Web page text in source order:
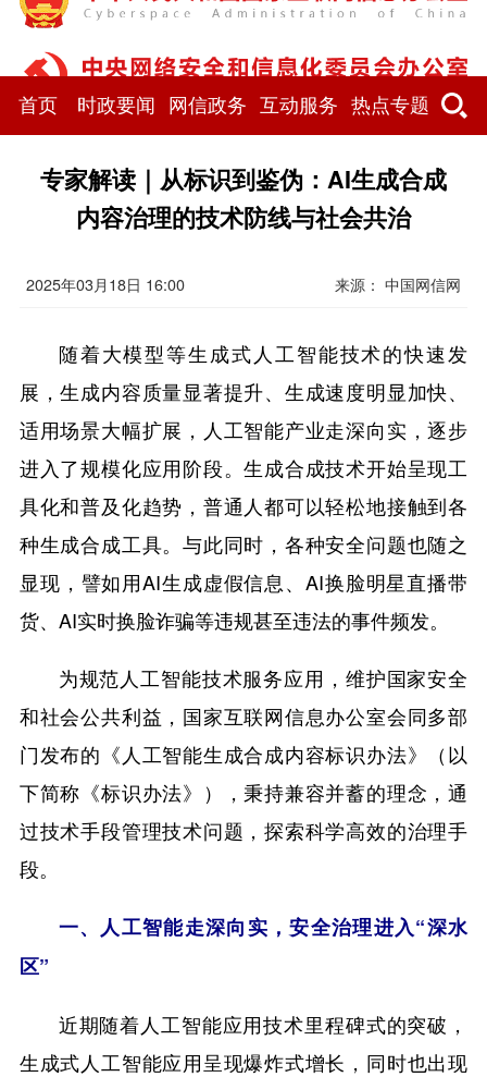
首页 时政要闻 网信政务 互动服务 热点专题
专家解读｜从标识到鉴伪：AI生成合成
内容治理的技术防线与社会共治
2025年03月18日 16:00 来源：中国网信网
随着大模型等生成式人工智能技术的快速发
展，生成内容质量显著提升、生成速度明显加快、
适用场景大幅扩展，人工智能产业走深向实，逐步
进入了规模化应用阶段。生成合成技术开始呈现工
具化和普及化趋势，普通人都可以轻松地接触到各
种生成合成工具。与此同时，各种安全问题也随之
显现，譬如用AI生成虚假信息、AI换脸明星直播带
货、AI实时换脸诈骗等违规甚至违法的事件频发。
为规范人工智能技术服务应用，维护国家安全
和社会公共利益，国家互联网信息办公室会同多部
门发布的《人工智能生成合成内容标识办法》（以
下简称《标识办法》），秉持兼容并蓄的理念，通
过技术手段管理技术问题，探索科学高效的治理手
段。
一、人工智能走深向实，安全治理进入“深水
区”
近期随着人工智能应用技术里程碑式的突破，
生成式人工智能应用呈现爆炸式增长，同时也出现